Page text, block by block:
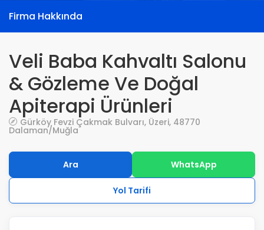
Firma Hakkında
Veli Baba Kahvaltı Salonu
& Gözleme Ve Doğal
Apiterapi Ürünleri
Gürköy Fevzi Çakmak Bulvarı, Üzeri, 48770
Dalaman/Muğla
Ara WhatsApp
Yol Tarifi